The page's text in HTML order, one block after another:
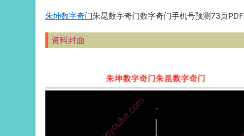
朱坤数字奇门朱昆数字奇门数字奇门手机号预测73页PDF
资料封面